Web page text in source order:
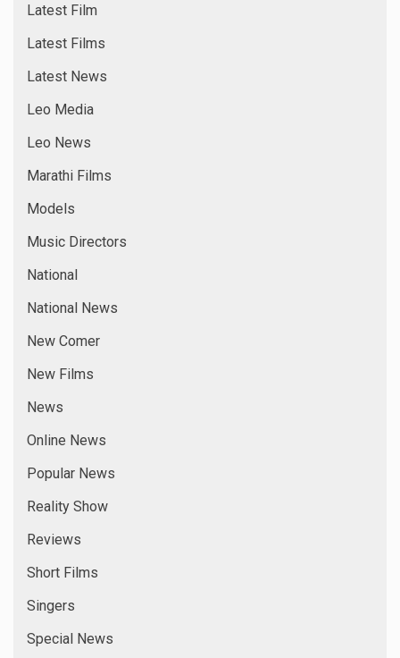
Latest Film
Latest Films
Latest News
Leo Media
Leo News
Marathi Films
Models
Music Directors
National
National News
New Comer
New Films
News
Online News
Popular News
Reality Show
Reviews
Short Films
Singers
Special News